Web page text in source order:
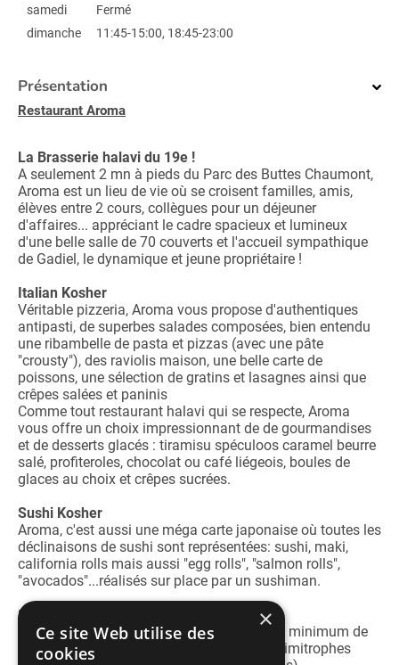
samedi
Fermé
dimanche
11:45-15:00, 18:45-23:00
Présentation
Restaurant Aroma
La Brasserie halavi du 19e !
A seulement 2 mn à pieds du Parc des Buttes Chaumont,
Aroma est un lieu de vie où se croisent familles, amis,
élèves entre 2 cours, collègues pour un déjeuner
d'affaires... appréciant le cadre spacieux et lumineux
d'une belle salle de 70 couverts et l'accueil sympathique
de Gadiel, le dynamique et jeune propriétaire !
Italian Kosher
Véritable pizzeria, Aroma vous propose d'authentiques
antipasti, de superbes salades composées, bien entendu
une ribambelle de pasta et pizzas (avec une pâte
"crousty"), des raviolis maison, une belle carte de
poissons, une sélection de gratins et lasagnes ainsi que
crêpes salées et paninis
Comme tout restaurant halavi qui se respecte, Aroma
vous offre un choix impressionnant de de gourmandises
et de desserts glacés : tiramisu spéculoos caramel beurre
salé, profiteroles, chocolat ou café liégeois, boules de
glaces au choix et crêpes sucrées.
Sushi Kosher
Aroma, c'est aussi une méga carte japonaise où toutes les
déclinaisons de sushi sont représentées: sushi, maki,
california rolls mais aussi "egg rolls", "salmon rolls",
"avocados"...réalisés sur place par un sushiman.
Service Livraison
Aroma vous livre gratuitement à partir d'un minimum de
commande dans le 19e et dans les zones limitrophes
×
Ce site Web utilise des
cookies